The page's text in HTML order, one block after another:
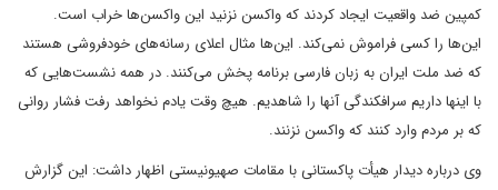
کمپین ضد واقعیت ایجاد کردند که واکسن نزنید این واکسن‌ها خراب است.
این‌ها را کسی فراموش نمی‌کند. این‌ها مثال اعلای رسانه‌های خودفروشی هستند
که ضد ملت ایران به زبان فارسی برنامه پخش می‌کنند. در همه نشست‌هایی که
با اینها داریم سرافکندگی آنها را شاهدیم. هیچ وقت یادم نخواهد رفت فشار روانی
که بر مردم وارد کنند که واکسن نزنند.
وی درباره دیدار هیأت پاکستانی با مقامات صهیونیستی اظهار داشت: این گزارش